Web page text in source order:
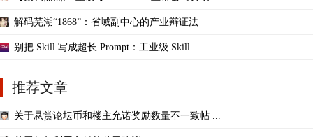
解码芜湖“1868”：省域副中心的产业辩证法
别把 Skill 写成超长 Prompt：工业级 Skill ...
推荐文章
关于悬赏论坛币和楼主允诺奖励数量不一致帖 ...